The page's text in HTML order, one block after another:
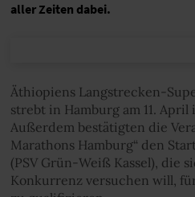
aller Zeiten dabei.
Äthiopiens Langstrecken-
strebt in Hamburg am 11. April
Außerdem bestätigten die
Marathons Hamburg“ den
(PSV Grün-Weiß Kassel), die
Konkurrenz versuchen will,